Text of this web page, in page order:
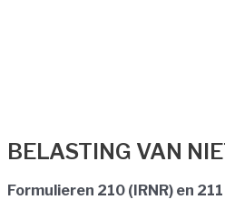
BELASTING VAN
Formulieren 210 (IRNR) en 211